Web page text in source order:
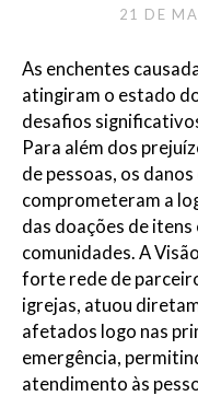
21 DE
As enchentes
atingiram o estado
desafios
Para além dos
de pessoas, os
comprometeram a
das doações de
comunidades. A
forte rede de
igrejas, atuou
afetados logo nas
emergência,
atendimento às